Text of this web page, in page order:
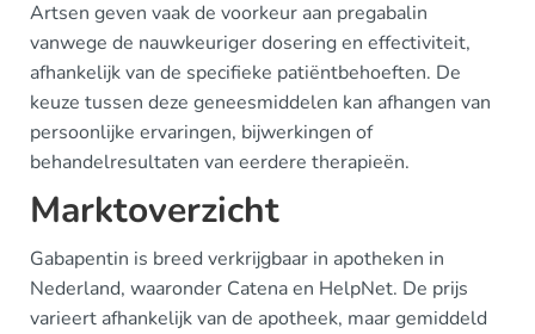
Artsen geven vaak de voorkeur aan pregabalin
vanwege de nauwkeuriger dosering en effectiviteit,
afhankelijk van de specifieke patiëntbehoeften. De
keuze tussen deze geneesmiddelen kan afhangen van
persoonlijke ervaringen, bijwerkingen of
behandelresultaten van eerdere therapieën.
Marktoverzicht
Gabapentin is breed verkrijgbaar in apotheken in
Nederland, waaronder Catena en HelpNet. De prijs
varieert afhankelijk van de apotheek, maar gemiddeld